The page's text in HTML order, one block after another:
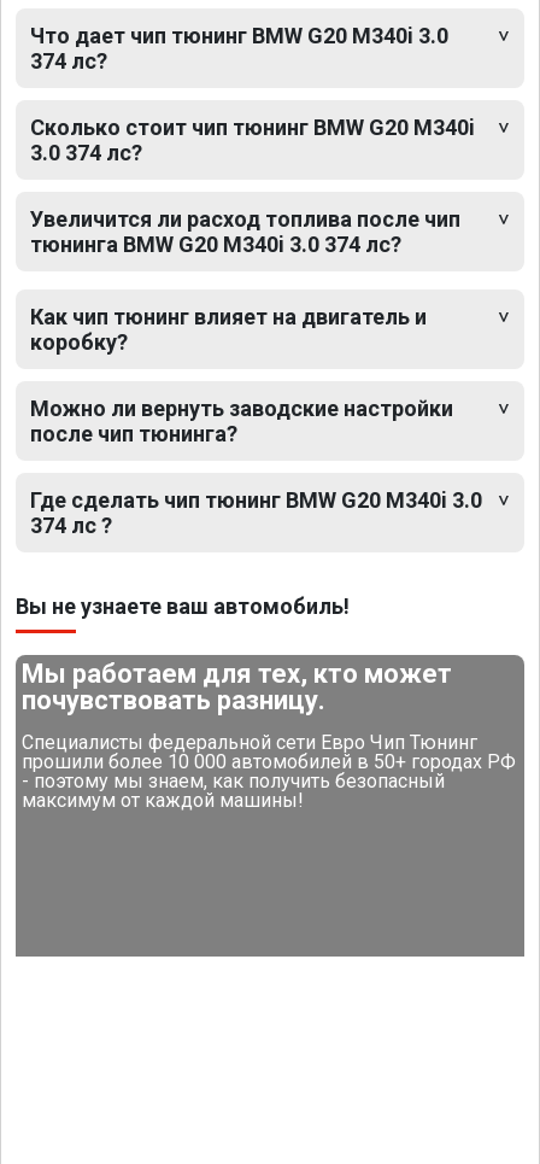
Что дает чип тюнинг BMW G20 M340i 3.0
374 лс?
Сколько стоит чип тюнинг BMW G20 M340i
3.0 374 лс?
Увеличится ли расход топлива после чип
тюнинга BMW G20 M340i 3.0 374 лс?
Как чип тюнинг влияет на двигатель и
коробку?
Можно ли вернуть заводские настройки
после чип тюнинга?
Где сделать чип тюнинг BMW G20 M340i 3.0
374 лс ?
Вы не узнаете ваш автомобиль!
Мы работаем для тех, кто может
почувствовать разницу.
Специалисты федеральной сети Евро Чип Тюнинг
прошили более 10 000 автомобилей в 50+ городах РФ
- поэтому мы знаем, как получить безопасный
максимум от каждой машины!